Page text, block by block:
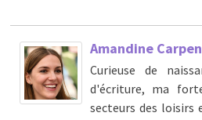
Amandine
Curieuse de
d'écriture, ma
secteurs des loisirs